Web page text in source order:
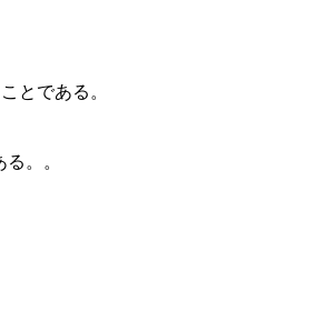
とである。
。。